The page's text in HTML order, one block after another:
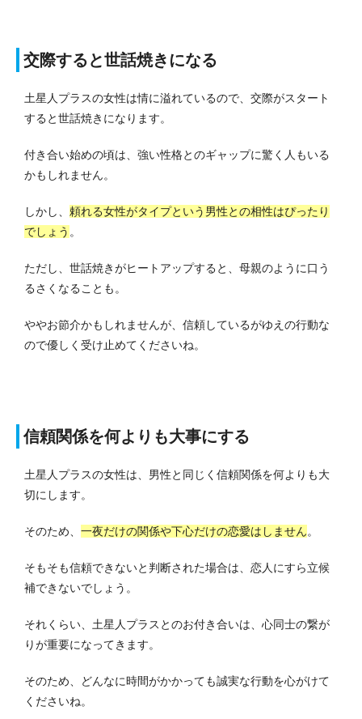
交際すると世話焼きになる
土星人プラスの女性は情に溢れているので、交際がスタート
すると世話焼きになります。
付き合い始めの頃は、強い性格とのギャップに驚く人もいる
かもしれません。
しかし、 頼れる女性がタイプという男性との相性はぴったり
でしょう 。
ただし、世話焼きがヒートアップすると、母親のように口う
るさくなることも。
ややお節介かもしれませんが、信頼しているがゆえの行動な
ので優しく受け止めてくださいね。
信頼関係を何よりも大事にする
土星人プラスの女性は、男性と同じく信頼関係を何よりも大
切にします。
そのため、 一夜だけの関係や下心だけの恋愛はしません。
そもそも信頼できないと判断された場合は、恋人にすら立候
補できないでしょう。
それくらい、土星人プラスとのお付き合いは、心同士の繋が
りが重要になってきます。
そのため、どんなに時間がかかっても誠実な行動を心がけて
くださいね。